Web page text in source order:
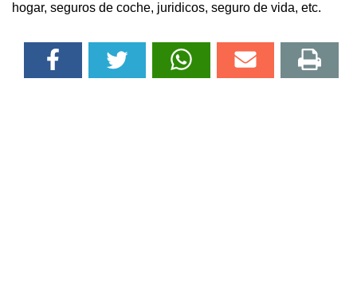
hogar, seguros de coche, juridicos, seguro de vida, etc.